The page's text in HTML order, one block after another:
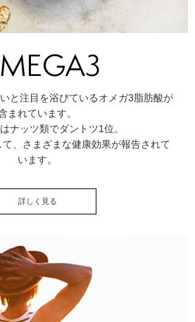
と注目を浴びているオメガ3脂肪酸が
まれています。
ナッツ類でダントツ1位。
、さまざまな健康効果が報告されて
います。
詳しく見る